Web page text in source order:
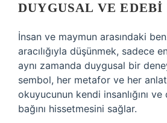
DUYGUSAL VE
İnsan ve maymun arasındaki
aracılığıyla düşünmek, sadece
aynı zamanda duygusal bir
sembol, her metafor ve her
okuyucunun kendi insanlığını
bağını hissetmesini sağlar.